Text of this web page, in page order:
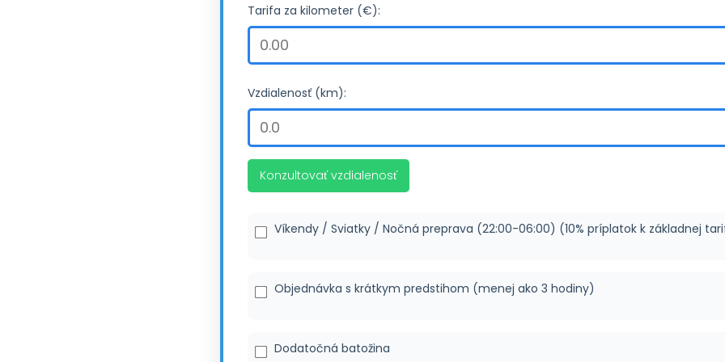
Tarifa za kilometer (€):
Vzdialenosť (km):
Konzultovať vzdialenosť
Víkendy / Sviatky / Nočná preprava (22:00-06:00) (10% príplatok k základnej
Objednávka s krátkym predstihom (menej ako 3 hodiny)
Dodatočná batožina